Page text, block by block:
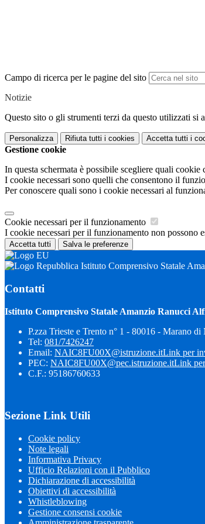
Campo di ricerca per le pagine del sito
Notizie
Questo sito o gli strumenti terzi da questo utilizzati
Personalizza Rifiuta tutti i cookies Accetta tutti i
Gestione cookie
In questa schermata è possibile scegliere quali cookie
I cookie necessari sono quelli che consentono il
Per conoscere quali sono i cookie necessari al
Cookie necessari per il funzionamento
I cookie necessari per il funzionamento non possono
Accetta tutti Salva le preferenze
Istituto Comprensivo Statale
Contatti
Istituto Comprensivo Statale Amanzio Ranucci
P.zza Trieste e Trento n° 1 - 80016 - Marano
Tel: 081/7426247
Email: NAIC8FU00X@istruzione.itLink per
PEC: NAIC8FU00X@pec.istruzione.itLink
C.F.: 95186760633
Sezione Link Utili
Cookie policy
Note legali
Informativa Privacy
Ufficio Relazioni con il Pubblico
Dichiarazione di accessibilità
Obiettivi di accessibilità
Whistleblowing
Gestione consensi cookie